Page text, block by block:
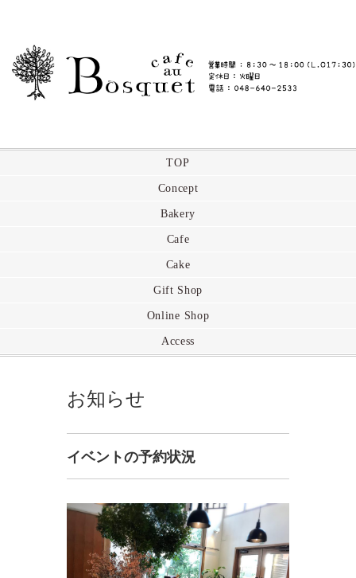
TOP
Concept
Bakery
Cafe
Cake
Gift Shop
Online Shop
Access
お知らせ
イベントの予約状況